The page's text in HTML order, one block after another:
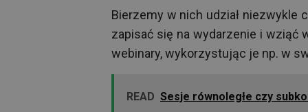
Bierzemy w nich udział niezwykle
zapisać się na wydarzenie i wziąć
webinary, wykorzystując je np. w
READ Sesje równoległe czy